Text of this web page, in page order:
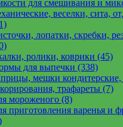
для смешивания и
веселки, сита,
лопатки, скребки,
ролики, коврики (45)
для выпечки (338)
мешки кондитерские,
трафареты (7)
мороженого (8)
приготовления варенья и